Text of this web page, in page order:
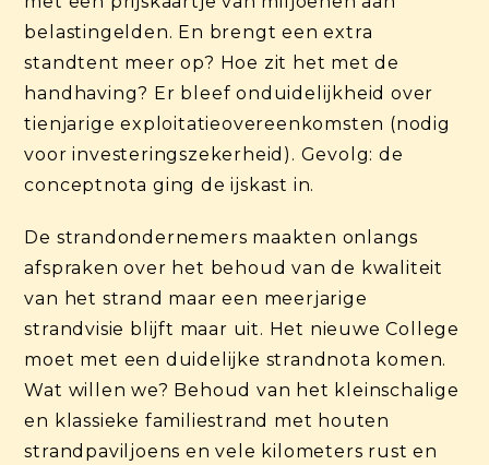
belastingelden. En brengt een extra
standtent meer op? Hoe zit het met de
handhaving? Er bleef onduidelijkheid over
tienjarige exploitatieovereenkomsten (nodig
voor investeringszekerheid). Gevolg: de
conceptnota ging de ijskast in.
De strandondernemers maakten onlangs
afspraken over het behoud van de kwaliteit
van het strand maar een meerjarige
strandvisie blijft maar uit. Het nieuwe College
moet met een duidelijke strandnota komen.
Wat willen we? Behoud van het kleinschalige
en klassieke familiestrand met houten
strandpaviljoens en vele kilometers rust en